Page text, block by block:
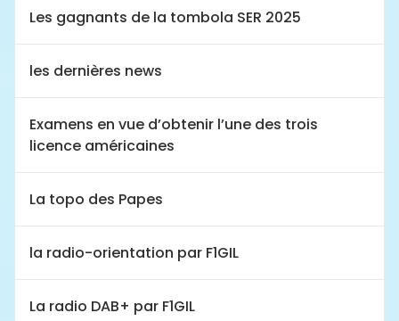
Les gagnants de la tombola SER 2025
les dernières news
Examens en vue d’obtenir l’une des trois
licence américaines
La topo des Papes
la radio-orientation par F1GIL
La radio DAB+ par F1GIL